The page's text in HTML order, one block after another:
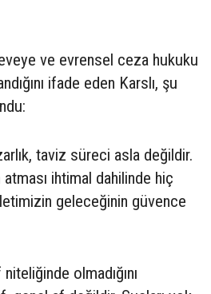
ve evrensel ceza hukuku
ifade eden Karslı, şu
taviz süreci asla değildir.
ihtimal dahilinde hiç
geleceğinin güvence
olmadığını